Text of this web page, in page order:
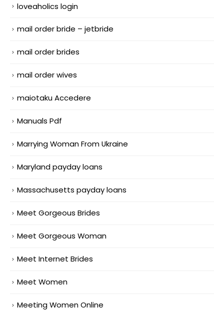
loveaholics login
mail order bride – jetbride
mail order brides
mail order wives
maiotaku Accedere
Manuals Pdf
Marrying Woman From Ukraine
Maryland payday loans
Massachusetts payday loans
Meet Gorgeous Brides
Meet Gorgeous Woman
Meet Internet Brides
Meet Women
Meeting Women Online